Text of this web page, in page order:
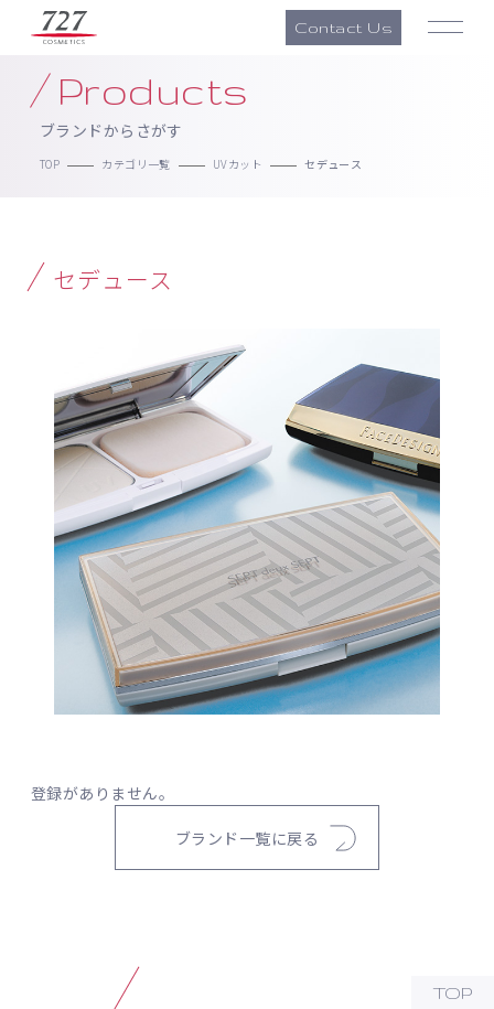
Contact Us
Products
ブランドからさがす
TOP カテゴリ一覧 UVカット セデュース
セデュース
登録がありません。
ブランド一覧に戻る
TOP